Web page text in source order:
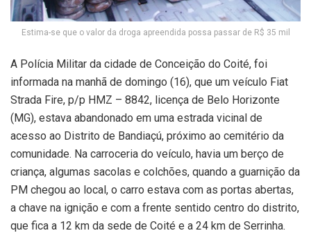
Estima-se que o valor da droga apreendida possa passar de R$ 35 mil
A Polícia Militar da cidade de Conceição do Coité, foi
informada na manhã de domingo (16), que um veículo Fiat
Strada Fire, p/p HMZ – 8842, licença de Belo Horizonte
(MG), estava abandonado em uma estrada vicinal de
acesso ao Distrito de Bandiaçú, próximo ao cemitério da
comunidade. Na carroceria do veículo, havia um berço de
criança, algumas sacolas e colchões, quando a guarnição da
PM chegou ao local, o carro estava com as portas abertas,
a chave na ignição e com a frente sentido centro do distrito,
que fica a 12 km da sede de Coité e a 24 km de Serrinha.